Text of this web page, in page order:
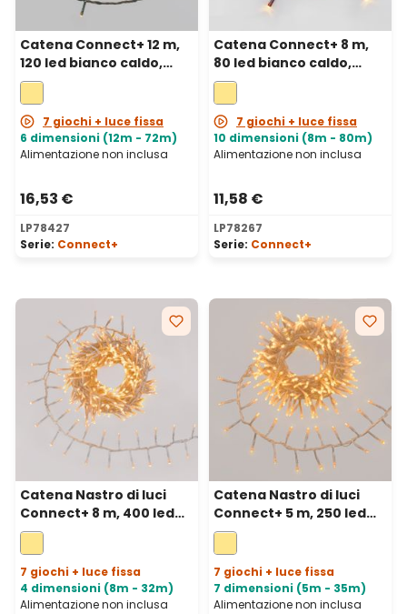
Catena Connect+ 12 m,
120 led bianco caldo,
cavo verde,
prolungabile
7 giochi + luce fissa
6 dimensioni (12m - 72m)
Alimentazione non inclusa
16,53 €
LP78427
Serie: Connect+
Catena Connect+ 8 m,
80 led bianco caldo,
cavo marrone,
prolungabile
7 giochi + luce fissa
10 dimensioni (8m - 80m)
Alimentazione non inclusa
11,58 €
LP78267
Serie: Connect+
Catena Nastro di luci
Connect+ 8 m, 400 led
bianco caldo, cavo
trasparente,
prolungabile
7 giochi + luce fissa
4 dimensioni (8m - 32m)
Alimentazione non inclusa
Catena Nastro di luci
Connect+ 5 m, 250 led
bianco caldo, cavo
trasparente,
prolungabile
7 giochi + luce fissa
7 dimensioni (5m - 35m)
Alimentazione non inclusa